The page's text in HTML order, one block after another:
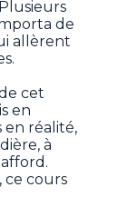
de
allèrent
cet
en
en réalité,
à
ce cours